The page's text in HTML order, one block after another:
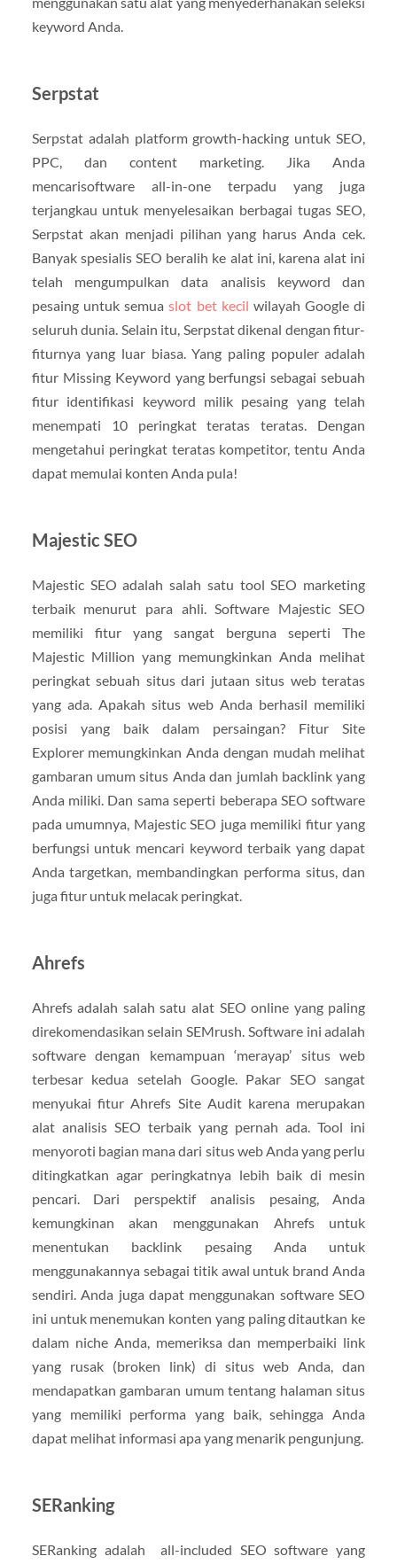
keyword Anda.
Serpstat
Serpstat adalah platform growth-hacking untuk SEO,
PPC, dan content marketing. Jika Anda
mencarisoftware all-in-one terpadu yang juga
terjangkau untuk menyelesaikan berbagai tugas SEO,
Serpstat akan menjadi pilihan yang harus Anda cek.
Banyak spesialis SEO beralih ke alat ini, karena alat ini
telah mengumpulkan data analisis keyword dan
pesaing untuk semuaslot bet kecil wilayah Google di
seluruh dunia. Selain itu, Serpstat dikenal dengan fitur-
fiturnya yang luar biasa. Yang paling populer adalah
fitur Missing Keyword yang berfungsi sebagai sebuah
fitur identifikasi keyword milik pesaing yang telah
menempati 10 peringkat teratas teratas. Dengan
mengetahui peringkat teratas kompetitor, tentu Anda
dapat memulai konten Anda pula!
Majestic SEO
Majestic SEO adalah salah satu tool SEO marketing
terbaik menurut para ahli. Software Majestic SEO
memiliki fitur yang sangat berguna seperti The
Majestic Million yang memungkinkan Anda melihat
peringkat sebuah situs dari jutaan situs web teratas
yang ada. Apakah situs web Anda berhasil memiliki
posisi yang baik dalam persaingan? Fitur Site
Explorer memungkinkan Anda dengan mudah melihat
gambaran umum situs Anda dan jumlah backlink yang
Anda miliki. Dan sama seperti beberapa SEO software
pada umumnya, Majestic SEO juga memiliki fitur yang
berfungsi untuk mencari keyword terbaik yang dapat
Anda targetkan, membandingkan performa situs, dan
juga fitur untuk melacak peringkat.
Ahrefs
Ahrefs adalah salah satu alat SEO online yang paling
direkomendasikan selain SEMrush. Software ini adalah
software dengan kemampuan ‘merayap’ situs web
terbesar kedua setelah Google. Pakar SEO sangat
menyukai fitur Ahrefs Site Audit karena merupakan
alat analisis SEO terbaik yang pernah ada. Tool ini
menyoroti bagian mana dari situs web Anda yang perlu
ditingkatkan agar peringkatnya lebih baik di mesin
pencari. Dari perspektif analisis pesaing, Anda
kemungkinan akan menggunakan Ahrefs untuk
menentukan backlink pesaing Anda untuk
menggunakannya sebagai titik awal untuk brand Anda
sendiri. Anda juga dapat menggunakan software SEO
ini untuk menemukan konten yang paling ditautkan ke
dalam niche Anda, memeriksa dan memperbaiki link
yang rusak (broken link) di situs web Anda, dan
mendapatkan gambaran umum tentang halaman situs
yang memiliki performa yang baik, sehingga Anda
dapat melihat informasi apa yang menarik pengunjung.
SERanking
SERanking adalah all-included SEO software yang